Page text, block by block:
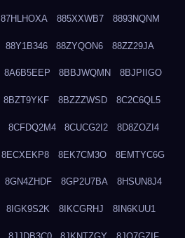
87HLHOXA 885XXWB7 8893NQNM
88Y1B346 88ZYQON6 88ZZ29JA
8A6B5EEP 8BBJWQMN 8BJPIIGO
8BZT9YKF 8BZZZWSD 8C2C6QL5
8CFDQ2M4 8CUCG2I2 8D8ZOZI4
8ECXEKP8 8EK7CM3O 8EMTYC6G
8GN4ZHDF 8GP2U7BA 8HSUN8J4
8IGK9S2K 8IKCGRHJ 8IN6KUU1